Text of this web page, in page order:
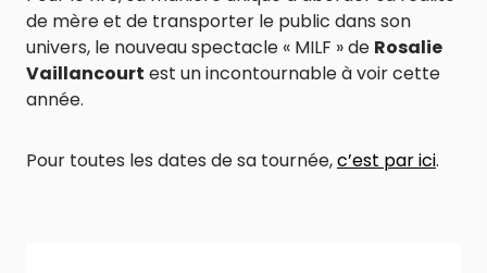
de mère et de transporter le public dans son
univers, le nouveau spectacle « MILF » de Rosalie
Vaillancourt est un incontournable à voir cette
année.
Pour toutes les dates de sa tournée,c’est par ici.